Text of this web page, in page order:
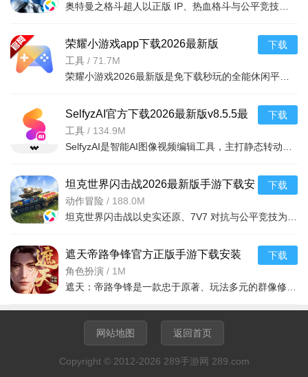
荣耀小游戏app下载2026最新版
v16.0.27.600安卓版
工具 / 71.7M
下载
SelfyzAI官方下载2026最新版v8.5.5最
新版
工具 / 134.9M
下载
坦克世界闪击战2026最新版手游下载安
装v11.17.0.99官方版
动作冒险 / 188.0M
下载
遮天帝路争锋官方正版手游下载安装
v1.1.2安卓版
角色扮演 / 1M
下载
网站地图 返回首页
Copyright © 2012-2026 289手游网 289.com